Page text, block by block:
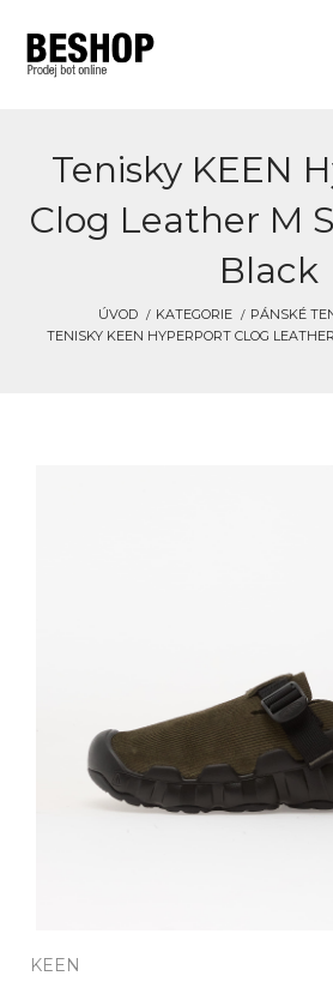
Tenisky KEEN
Clog Leather M
Black
ÚVOD KATEGORIE
PÁNSKÉ
TENISKY KEEN HYPERPORT CLOG
KEEN